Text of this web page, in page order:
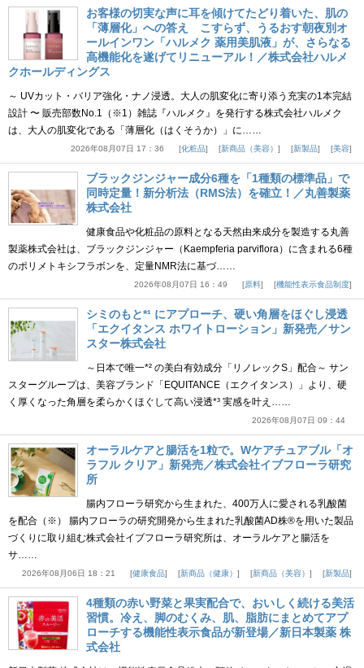
お客様の切実な声に耳を傾けてたどり着いた、肌の
「薄層化」への答え こすらず、うるおす朝夜別オ
ールインワン「ハルメク 薬用美肌液」が、さらなる
高機能化を遂げてリニューアル！／株式会社ハルメ
クホールディングス
～ UVカット・バリア強化・ナノ浸透。大人の肌変化に寄り添う充実の1本完結
設計 〜 販売部数No.1（※1）雑誌『ハルメク』を発行する株式会社ハルメク
は、大人の肌変化である「薄層化（はくそうか）」に……
2026年08月07日 17：36 化粧品 新商品（美容） 新製品 美容
ブラックジンジャー成分6種を「1種類の標準品」で
同時定量！新分析法（RMS法）を確立！／丸善製薬
株式会社
健康食品や化粧品の原料となる天然由来成分を製造する丸善
製薬株式会社は、ブラックジンジャー（Kaempferia parviflora）に含まれる6種
のポリメトキシフラボンを、定量NMR法に基づ……
2026年08月07日 16：49 原料 機能性表示食品制度
シミのもと*¹ にアプローチ、硬い角層をほぐし浸透
「エクイタンス ホワイトローション」新発売／サン
スター株式会社
～日本で唯一*² の美白有効成分「リノレックS」配合～ サン
スターグループは、美容ブランド「EQUITANCE（エクイタンス）」より、硬
く厚くなった角層を柔らかくほぐして高い浸透*³ 実感を叶え……
2026年08月07日 09：44
オーラルケアと腸活を1粒で。Wケアチュアブル「オ
ラフル クリア」新発売／株式会社イブフローラ研究
所
腸内フローラ研究から生まれた、400万人に愛される乳酸菌
を配合（※） 腸内フローラの研究開発から生まれた乳酸菌AD株®を用いた製品
づくりに取り組む株式会社イブフローラ研究所は、オーラルケアと腸活を
サ……
2026年08月06日 18：21 健康食品 新商品（健康） 新商品（美容） 新製品
4種類の赤い野菜と果実配合で、おいしく続ける美活
習慣。冷え、脚のむくみ、肌、脂肪にまとめてアプ
ローチする機能性表示食品が新登場／新日本製薬 株
式会社